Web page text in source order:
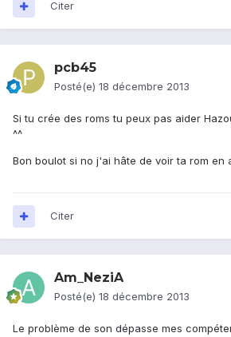
Citer
pcb45
Posté(e) 18 décembre 2013
Si tu crée des roms tu peux pas aider
^^
Bon boulot si no j'ai hâte de voir ta rom en
Citer
Am_NeziA
Posté(e) 18 décembre 2013
Le problème de son dépasse mes